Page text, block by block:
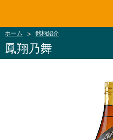
ホーム 銘柄紹介
鳳翔乃舞